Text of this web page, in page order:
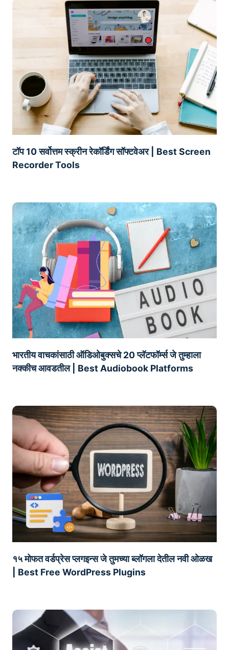
टॉप 10 सर्वोत्तम स्क्रीन रेकॉर्डिंग सॉफ्टवेअर | Best Screen
Recorder Tools
भारतीय वाचकांसाठी ऑडिओबुक्सचे 20 प्लॅटफॉर्म्स जे तुम्हाला
नक्कीच आवडतील | Best Audiobook Platforms
१५ मोफत वर्डप्रेस प्लगइन्स जे तुमच्या ब्लॉगला देतील नवी ओळख
| Best Free WordPress Plugins